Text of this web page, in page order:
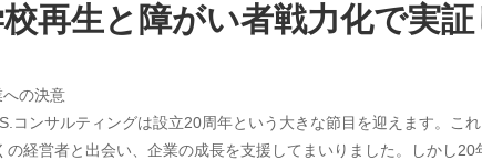
再生と障がい者戦力化で実
の決意
コンサルティングは設立20周年という大きな節目を迎えます。こ
の経営者と出会い、企業の成長を支援してまいりました。しかし